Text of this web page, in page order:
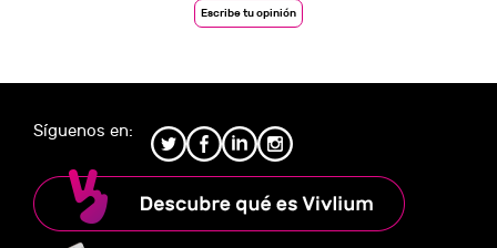
Escribe tu opinión
Síguenos en: